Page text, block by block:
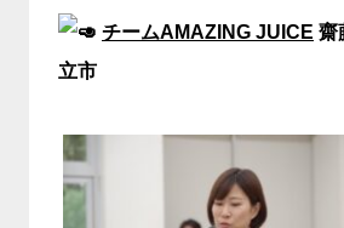
チームAMAZING JUICE 齋
立市